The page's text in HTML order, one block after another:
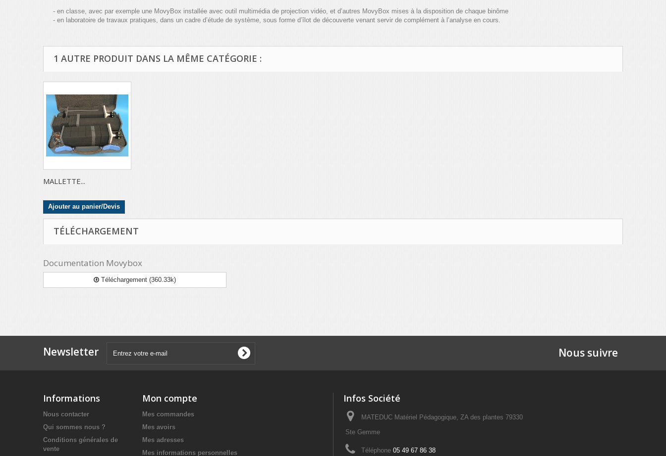
- en classe, avec par exemple une MovyBox installée avec outil multimédia de projection vidéo, et d’autres MovyBox mises à la disposition de chaque binôme
- en laboratoire de travaux pratiques, dans un cadre d’étude de système, sous forme d’îlot de découverte venant servir de complément à l’analyse en cours.
1 AUTRE PRODUIT DANS LA MÊME CATÉGORIE :
MALLETTE...
Ajouter au panier/Devis
TÉLÉCHARGEMENT
Documentation Movybox
Téléchargement (360.33k)
Newsletter Nous suivre
Informations
Nous contacter
Qui sommes nous ?
Conditions générales de
vente
Mon compte
Mes commandes
Mes avoirs
Mes adresses
Mes informations personnelles
Infos Société
MATEDUC Matériel Pédagogique, ZA des plantes 79330
Ste Gemme
Téléphone 05 49 67 86 38